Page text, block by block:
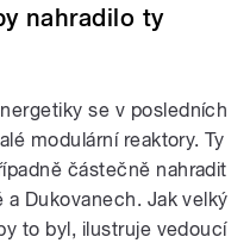
nahradilo ty
se v posledních
modulární reaktory. Ty
částečně nahradit
a Dukovanech. Jak velký
to byl, ilustruje vedoucí